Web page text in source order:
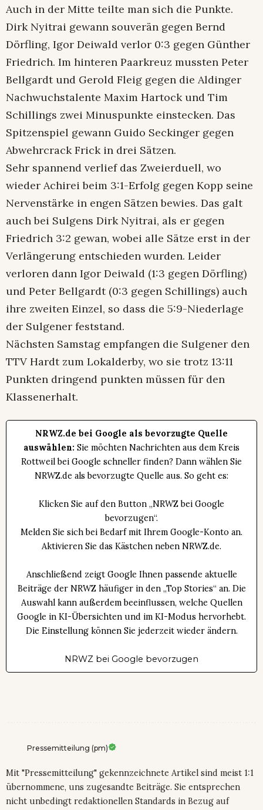
Auch in der Mitte teilte man sich die Punkte.
Dirk Nyitrai gewann souverän gegen Bernd
Dörfling, Igor Deiwald verlor 0:3 gegen Günther
Friedrich. Im hinteren Paarkreuz mussten Peter
Bellgardt und Gerold Fleig gegen die Aldinger
Nachwuchstalente Maxim Hartock und Tim
Schillings zwei Minuspunkte einstecken. Das
Spitzenspiel gewann Guido Seckinger gegen
Abwehrcrack Frick in drei Sätzen.
Sehr spannend verlief das Zweierduell, wo
wieder Achirei beim 3:1-Erfolg gegen Kopp seine
Nervenstärke in engen Sätzen bewies. Das galt
auch bei Sulgens Dirk Nyitrai, als er gegen
Friedrich 3:2 gewan, wobei alle Sätze erst in der
Verlängerung entschieden wurden. Leider
verloren dann Igor Deiwald (1:3 gegen Dörfling)
und Peter Bellgardt (0:3 gegen Schillings) auch
ihre zweiten Einzel, so dass die 5:9-Niederlage
der Sulgener feststand.
Nächsten Samstag empfangen die Sulgener den
TTV Hardt zum Lokalderby, wo sie trotz 13:11
Punkten dringend punkten müssen für den
Klassenerhalt.
NRWZ.de bei Google als bevorzugte Quelle
auswählen: Sie möchten Nachrichten aus dem Kreis
Rottweil bei Google schneller finden? Dann wählen Sie
NRWZ.de als bevorzugte Quelle aus. So geht es:
Klicken Sie auf den Button „NRWZ bei Google
bevorzugen“.
Melden Sie sich bei Bedarf mit Ihrem Google-Konto an.
Aktivieren Sie das Kästchen neben NRWZ.de.
Anschließend zeigt Google Ihnen passende aktuelle
Beiträge der NRWZ häufiger in den „Top Stories“ an. Die
Auswahl kann außerdem beeinflussen, welche Quellen
Google in KI-Übersichten und im KI-Modus hervorhebt.
Die Einstellung können Sie jederzeit wieder ändern.
NRWZ bei Google bevorzugen
Pressemitteilung (pm)
Mit "Pressemitteilung" gekennzeichnete Artikel sind meist 1:1
übernommene, uns zugesandte Beiträge. Sie entsprechen
nicht unbedingt redaktionellen Standards in Bezug auf